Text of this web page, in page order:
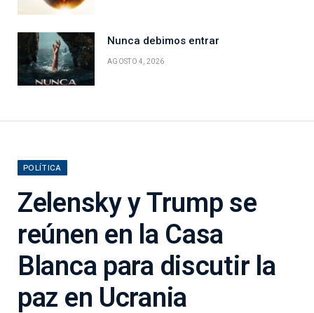
Nunca debimos entrar
AGOSTO 4, 2026
POLÍTICA
Zelensky y Trump se
reúnen en la Casa
Blanca para discutir la
paz en Ucrania